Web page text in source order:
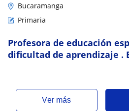
Bucaramanga
Primaria
Profesora de educación
dificultad de aprendizaje .
ver más